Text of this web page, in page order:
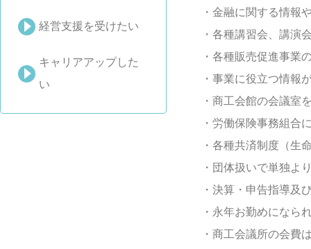
経営支援を受けたい
キャリアアップした
い
・金融に関する情報
・各種講習会、講演
・各種販売促進事業
・事業に役立つ情報
・商工会館の会議室
・労働保険事務組合
・各種共済制度（生
・団体扱いで単独よ
・決算・申告指導及
・永年お勤めになら
・商工会議所の会費